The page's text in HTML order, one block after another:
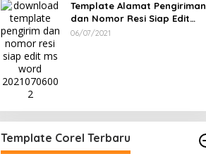
Template Alamat Pengiriman
dan Nomor Resi Siap Edit
Word Garis Orange
06/07/2021
Template Corel Terbaru